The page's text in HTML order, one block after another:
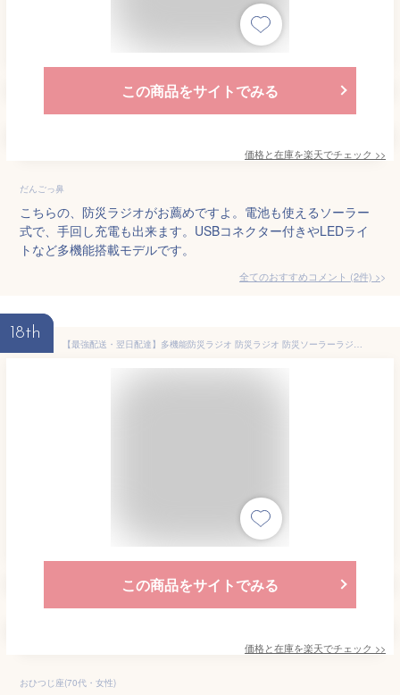
この商品をサイトでみる
価格と在庫を楽天でチェック >>
だんごっ鼻
こちらの、防災ラジオがお薦めですよ。電池も使えるソーラー
式で、手回し充電も出来ます。USBコネクター付きやLEDライ
トなど多機能搭載モデルです。
全てのおすすめコメント (2件) >
18th
【最強配送・翌日配達】多機能防災ラジオ 防災ラジオ 防災ソーラーラジオ 手回しラジオライト 懐中電灯 AM/FM 携帯ラジオ 災害USB充電 ソーラー 充電 手回し充電 3つ給電式ラジオ 携帯充電器 スマホ充電対応 大容量2000mAh スマホ充電 防災 キャンプ 小型最強配送 携帯ラジオ
この商品をサイトでみる
価格と在庫を楽天でチェック >>
おひつじ座(70代・女性)